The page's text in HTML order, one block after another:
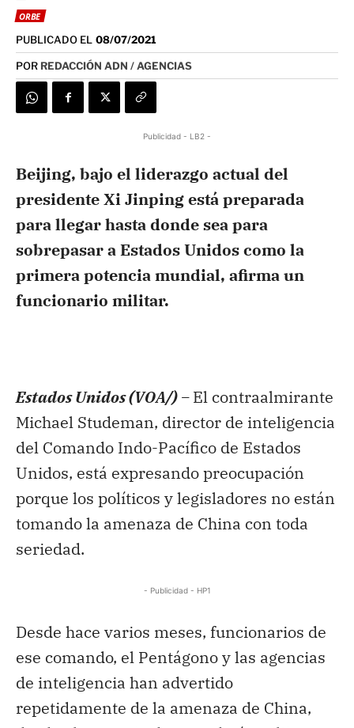
ORBE
PUBLICADO EL 08/07/2021
POR REDACCIÓN ADN / AGENCIAS
Publicidad - LB2 -
Beijing, bajo el liderazgo actual del
presidente Xi Jinping está preparada
para llegar hasta donde sea para
sobrepasar a Estados Unidos como la
primera potencia mundial, afirma un
funcionario militar.
Estados Unidos (VOA/) –El contraalmirante
Michael Studeman, director de inteligencia
del Comando Indo-Pacífico de Estados
Unidos, está expresando preocupación
porque los políticos y legisladores no están
tomando la amenaza de China con toda
seriedad.
- Publicidad - HP1
Desde hace varios meses, funcionarios de
ese comando, el Pentágono y las agencias
de inteligencia han advertido
repetidamente de la amenaza de China,